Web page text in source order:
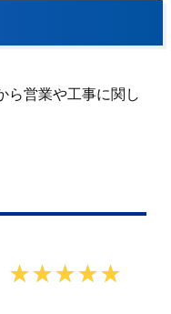
ら営業や工事に関し